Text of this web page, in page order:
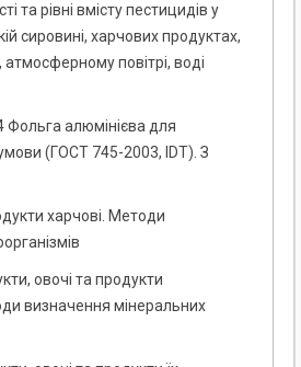
та рівні вмісту пестицидів у
сировині, харчових продуктах,
атмосферному повітрі, воді
алюмінієва для
(ГОСТ 745-2003, IDT). З
харчові. Методи
овочі та продукти
визначення мінеральних